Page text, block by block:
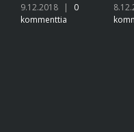
| 0
8.12.2018 |
kommenttia